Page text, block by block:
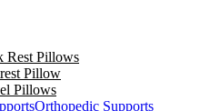
Rest Pillows
Pillow
Pillows
Orthopedic Supports